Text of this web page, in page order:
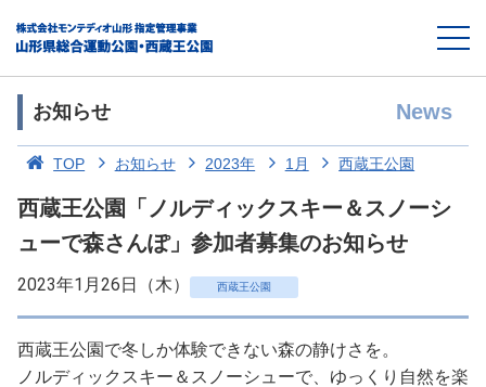
お知らせ News
TOP お知らせ 2023年 1月 西蔵王公園
西蔵王公園「ノルディックスキー＆スノーシ
ューで森さんぽ」参加者募集のお知らせ
2023年1月26日（木） 西蔵王公園
西蔵王公園で冬しか体験できない森の静けさを。
ノルディックスキー＆スノーシューで、ゆっくり自然を楽